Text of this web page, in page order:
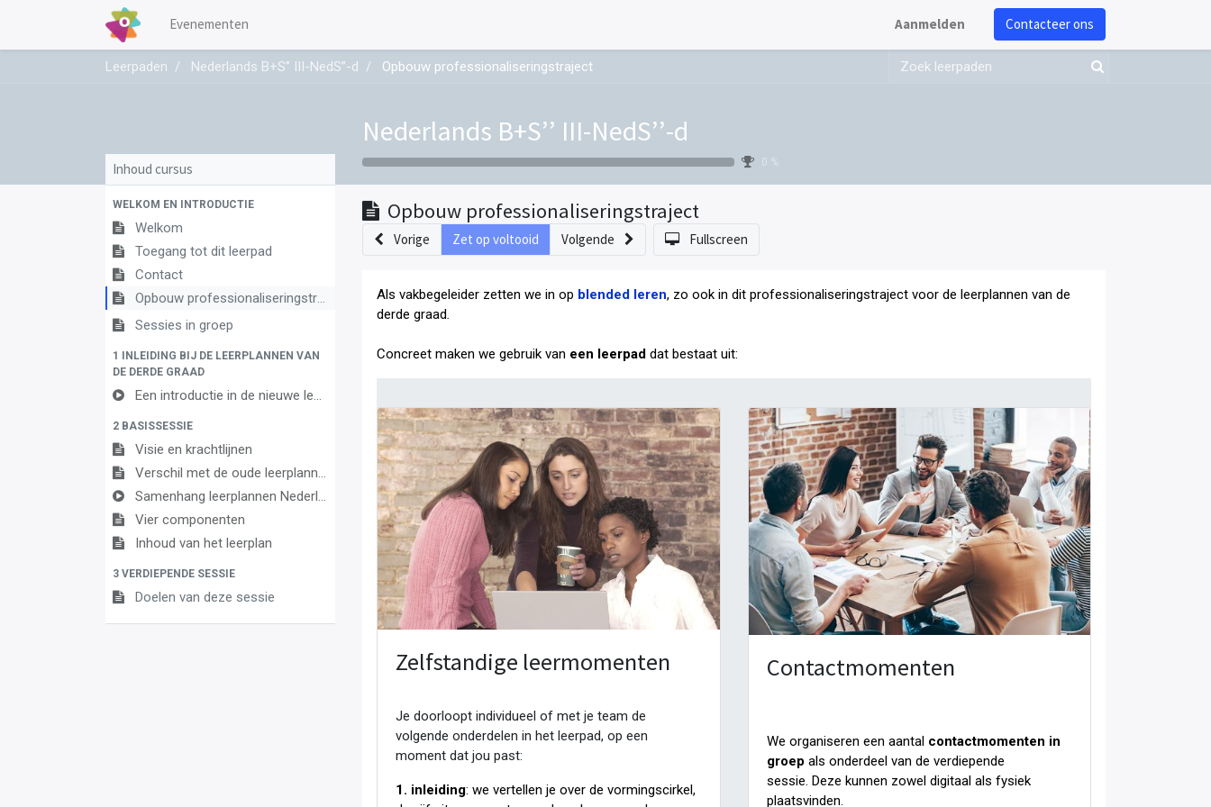
Evenementen Aanmelden Contacteer ons
Leerpaden Nederlands B+S’’ III-NedS’’-d Opbouw professionaliseringstraject
Nederlands B+S’’ III-NedS’’-d
0 %
Inhoud cursus
WELKOM EN INTRODUCTIE
Welkom
Toegang tot dit leerpad
Contact
Opbouw professionaliseringstraject
Sessies in groep
1 INLEIDING BIJ DE LEERPLANNEN VAN
DE DERDE GRAAD
Een introductie in de nieuwe leerplannen van de derde graad
2 BASISSESSIE
Visie en krachtlijnen
Verschil met de oude leerplannen
Samenhang leerplannen Nederlands
Vier componenten
Inhoud van het leerplan
3 VERDIEPENDE SESSIE
Doelen van deze sessie
Opbouw professionaliseringstraject
Vorige Zet op voltooid Volgende Fullscreen
Als vakbegeleider zetten we in op blended leren, zo ook in dit professionaliseringstraject voor de leerplannen van de
derde graad
Concreet maken we gebruik van een leerpad dat bestaat uit:
Zelfstandige leermomenten
Je doorloopt individueel of met je team de
volgende onderdelen in het leerpad, op een
moment dat jou past:
1. inleiding: we vertellen je over de vormingscirkel,
Contactmomenten
We organiseren een aantal contactmomenten in
groep als onderdeel van de verdiepende
sessie. Deze kunnen zowel digitaal als fysiek
plaatsvinden.